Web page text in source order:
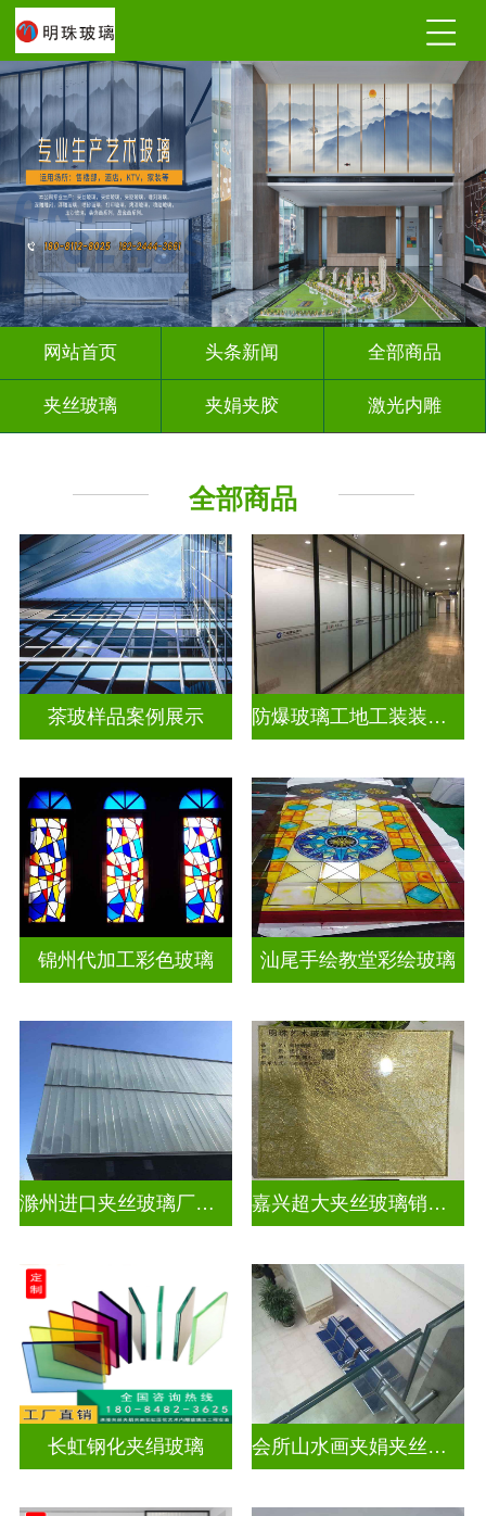
网站首页 头条新闻 全部商品
夹丝玻璃 夹娟夹胶 激光内雕
工程玻璃
全部商品
茶玻样品案例展示 防爆玻璃工地工装装饰玻璃
锦州代加工彩色玻璃 汕尾手绘教堂彩绘玻璃
滁州进口夹丝玻璃厂电话 嘉兴超大夹丝玻璃销售公司
长虹钢化夹绢玻璃 会所山水画夹娟夹丝玻璃